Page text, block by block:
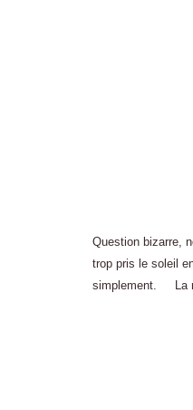
Question bizarre,
trop pris le soleil
simplement. La